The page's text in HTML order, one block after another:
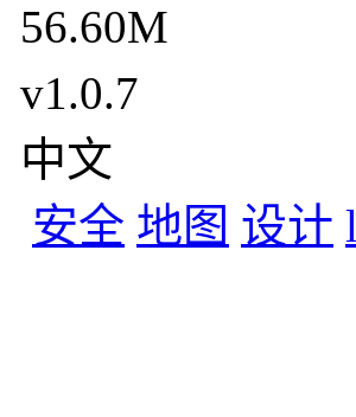
56.60M
v1.0.7
中文
安全 地图 设计